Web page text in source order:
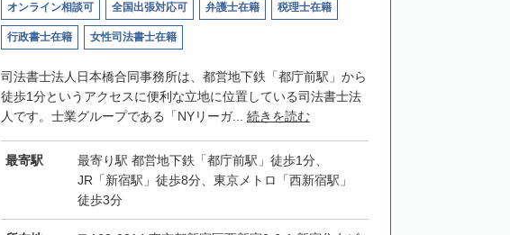
オンライン相談可 全国出張対応可 弁護士在籍 税理士在籍
行政書士在籍 女性司法書士在籍
司法書士法人日本橋合同事務所は、都営地下鉄「都庁前駅」から
徒歩1分というアクセスに便利な立地に位置している司法書士法
人です。士業グループである「NYリーガ... 続きを読む
最寄駅
最寄り駅 都営地下鉄「都庁前駅」徒歩1分、
JR「新宿駅」徒歩8分、東京メトロ「西新宿駅」
徒歩3分